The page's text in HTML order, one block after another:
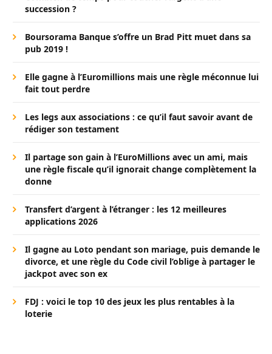
succession ?
Boursorama Banque s’offre un Brad Pitt muet dans sa
pub 2019 !
Elle gagne à l’Euromillions mais une règle méconnue lui
fait tout perdre
Les legs aux associations : ce qu’il faut savoir avant de
rédiger son testament
Il partage son gain à l’EuroMillions avec un ami, mais
une règle fiscale qu’il ignorait change complètement la
donne
Transfert d’argent à l’étranger : les 12 meilleures
applications 2026
Il gagne au Loto pendant son mariage, puis demande le
divorce, et une règle du Code civil l’oblige à partager le
jackpot avec son ex
FDJ : voici le top 10 des jeux les plus rentables à la
loterie